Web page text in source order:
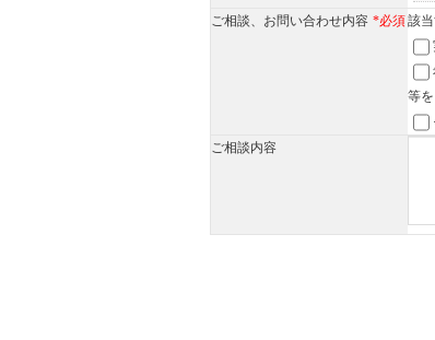
ご相談、お問い合わせ内容 *必須該
等
ご相談内容